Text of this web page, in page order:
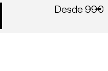
Desde 99€